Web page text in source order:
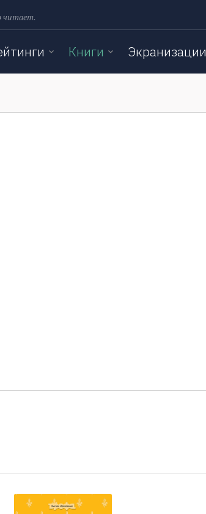
читает.
Книги Экранизации